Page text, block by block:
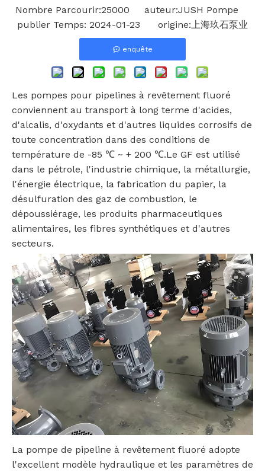
Nombre Parcourir:25000 auteur:JUSH Pompe
publier Temps: 2024-01-23 origine:上海玖石泵业
enquête
Les pompes pour pipelines à revêtement fluoré
conviennent au transport à long terme d'acides,
d'alcalis, d'oxydants et d'autres liquides corrosifs de
toute concentration dans des conditions de
température de -85 ℃ ~ + 200 ℃.Le GF est utilisé
dans le pétrole, l'industrie chimique, la métallurgie,
l'énergie électrique, la fabrication du papier, la
désulfuration des gaz de combustion, le
dépoussiérage, les produits pharmaceutiques
alimentaires, les fibres synthétiques et d'autres
secteurs.
La pompe de pipeline à revêtement fluoré adopte
l'excellent modèle hydraulique et les paramètres de